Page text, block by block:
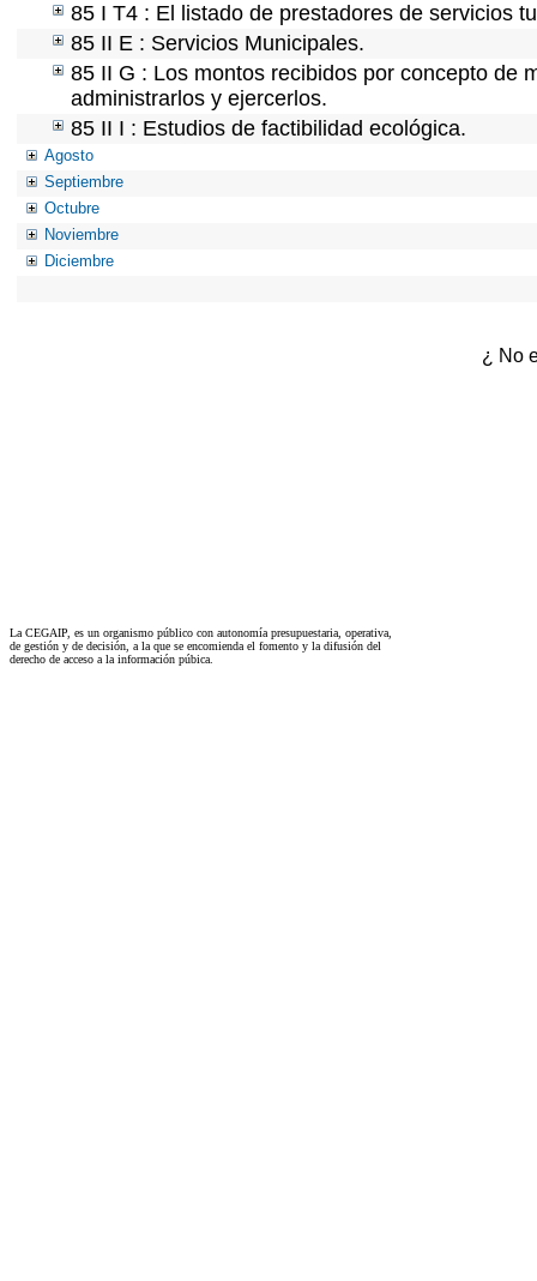
85 I T4 : El listado de prestadores de servicios
85 II E : Servicios Municipales.
85 II G : Los montos recibidos por concepto de
administrarlos y ejercerlos.
85 II I : Estudios de factibilidad ecológica.
Agosto
Septiembre
Octubre
Noviembre
Diciembre
¿ No
La CEGAIP, es un organismo público con autonomía presupuestaria, operativa,
de gestión y de decisión, a la que se encomienda el fomento y la difusión del
derecho de acceso a la información púbica.